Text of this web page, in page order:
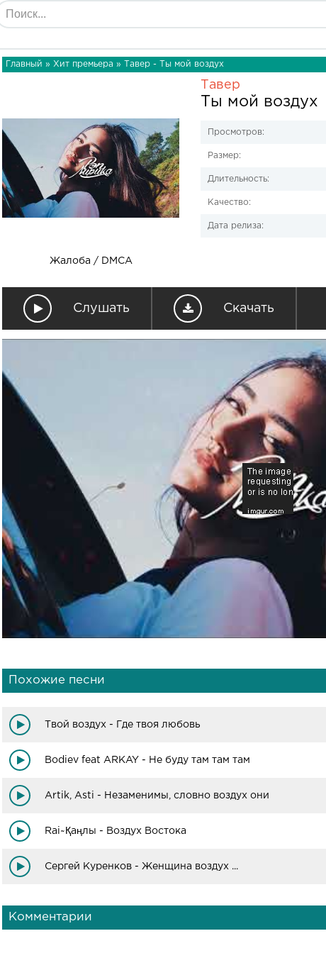
Главный » Хит премьера » Тавер - Ты мой воздух
Жалоба / DMCA
Тавер
Ты мой воздух
Просмотров:
Размер:
Длительность:
Качество:
Дата релиза:
Слушать Скачать
Похожие песни
Твой воздух - Где твоя любовь
Bodiev feat ARKAY - Не буду там там там
Artik, Asti - Незаменимы, словно воздух они
Rai~Қаңлы - Воздух Востока
Сергей Куренков - Женщина воздух ...
Комментарии